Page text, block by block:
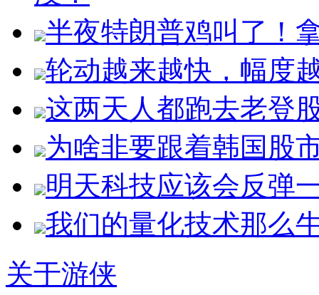
半夜特朗普鸡叫了！
轮动越来越快，幅度
这两天人都跑去老登
为啥非要跟着韩国股
明天科技应该会反弹
我们的量化技术那么
关于游侠